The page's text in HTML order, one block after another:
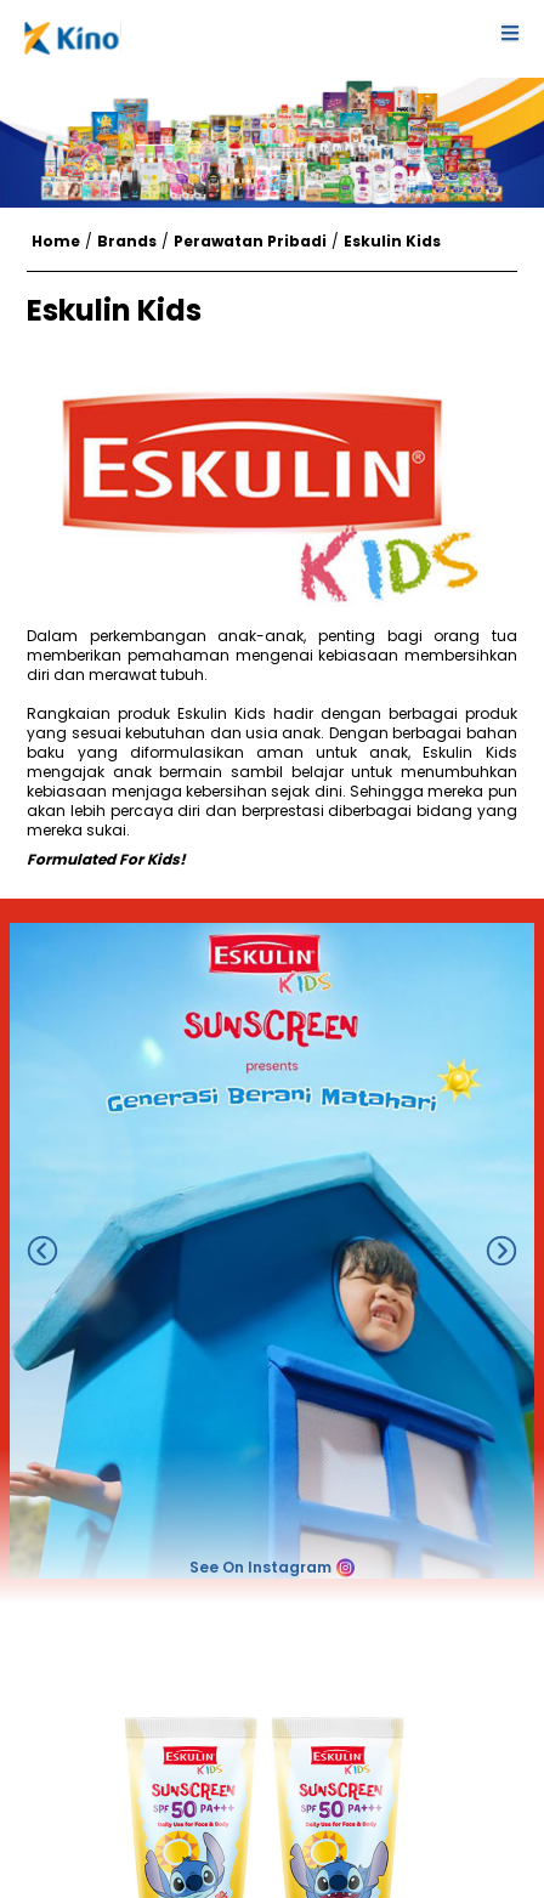
Home / Brands / Perawatan Pribadi / Eskulin Kids
Eskulin Kids
Dalam perkembangan anak-anak, penting bagi orang tua
memberikan pemahaman mengenai kebiasaan membersihkan
diri dan merawat tubuh.
Rangkaian produk Eskulin Kids hadir dengan berbagai produk
yang sesuai kebutuhan dan usia anak. Dengan berbagai bahan
baku yang diformulasikan aman untuk anak, Eskulin Kids
mengajak anak bermain sambil belajar untuk menumbuhkan
kebiasaan menjaga kebersihan sejak dini. Sehingga mereka pun
akan lebih percaya diri dan berprestasi diberbagai bidang yang
mereka sukai.
Formulated For Kids!
See On Instagram